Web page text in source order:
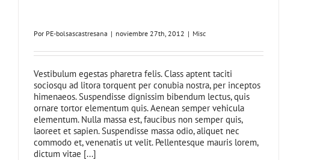
Por PE-bolsascastresana | noviembre 27th, 2012 | Misc
Vestibulum egestas pharetra felis. Class aptent taciti
sociosqu ad litora torquent per conubia nostra, per inceptos
himenaeos. Suspendisse dignissim bibendum lectus, quis
ornare tortor elementum quis. Aenean semper vehicula
elementum. Nulla massa est, faucibus non semper quis,
laoreet et sapien. Suspendisse massa odio, aliquet nec
commodo et, venenatis ut velit. Pellentesque mauris lorem,
dictum vitae [...]